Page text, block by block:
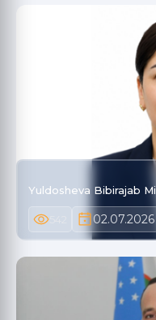
Yuldosheva Bibirajab
02.07.2026